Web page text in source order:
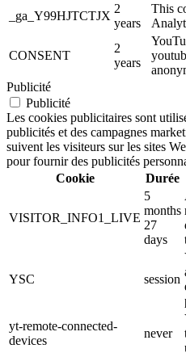
_ga_Y99HJTCTJX
2
years
This
CONSENT
2
years
Publicité
Publicité
Les cookies publicitaires sont
publicités et des campagnes
suivent les visiteurs sur les sites
pour fournir des publicités
Cookie
Durée
VISITOR_INFO1_LIVE
5
months
27
days
YSC session
yt-remote-connected-
devices
never